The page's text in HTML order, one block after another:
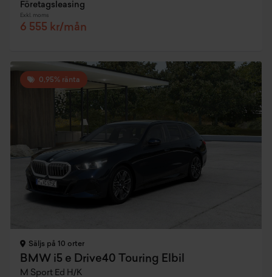
Företagsleasing
Exkl. moms
6 555 kr/mån
0,95% ränta
Säljs på 10 orter
BMW i5 e Drive40 Touring Elbil
M Sport Ed H/K